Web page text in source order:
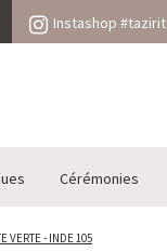
Instashop #tazirit
Cérémonies
VERTE - INDE 105